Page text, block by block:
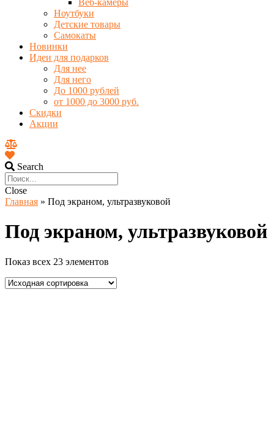
Веб-камеры
Ноутбуки
Детские товары
Самокаты
Новинки
Идеи для подарков
Для нее
Для него
До 1000 рублей
от 1000 до 3000 руб.
Скидки
Акции
Search
Close
Главная » Под экраном, ультразвуковой
Под экраном, ультразвуковой
Показ всех 23 элементов